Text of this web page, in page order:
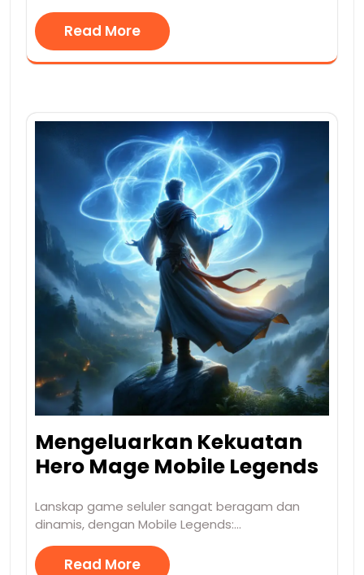
Read More
Mengeluarkan Kekuatan
Hero Mage Mobile Legends
Lanskap game seluler sangat beragam dan
dinamis, dengan Mobile Legends:…
Read More